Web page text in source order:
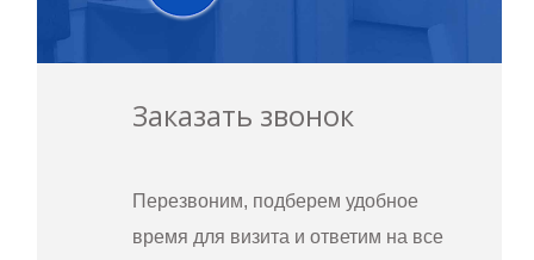
Заказать звонок
Перезвоним, подберем удобное
время для визита и ответим на все